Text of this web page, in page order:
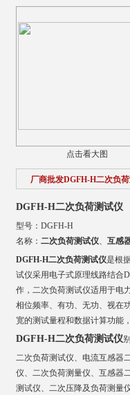
点击看大图
厂商批发DGFH-H二次负
DGFH-H二次负荷测试仪
型号：DGFH-H
名称： 二次负荷测试仪、 互感
DGFH-H二次负荷测试仪是根
试仪采用电子式原理线路结合
作，二次负荷测试仪适用于电
相位频率、有功、无功、视在
宽的测试量程和数据计算功能
DGFH-H二次负荷测试仪
二次负荷测试仪、电流互感器
仪、二次负荷测量仪、互感器
测试仪、二次压降及负荷测量